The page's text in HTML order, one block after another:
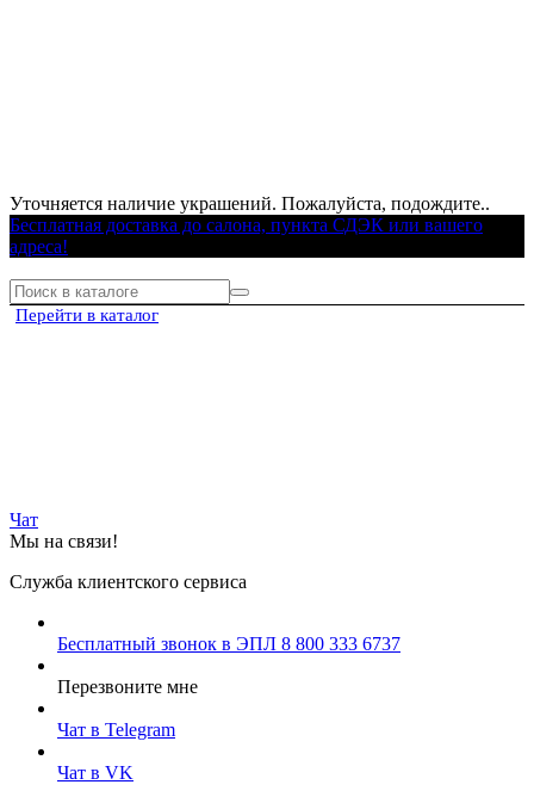
Уточняется наличие украшений. Пожалуйста, подождите..
Бесплатная доставка до салона, пункта СДЭК или вашего
адреса!
Перейти в каталог
Чат
Мы на связи!
Служба клиентского сервиса
Бесплатный звонок в ЭПЛ 8 800 333 6737
Перезвоните мне
Чат в Telegram
Чат в VK